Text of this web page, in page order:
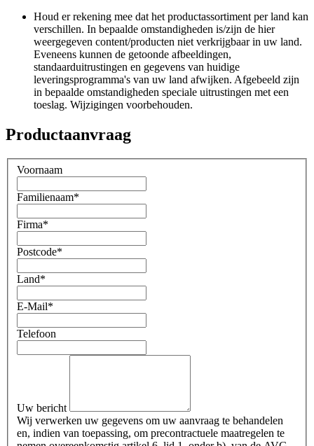
Houd er rekening mee dat het productassortiment per land kan
verschillen. In bepaalde omstandigheden is/zijn de hier
weergegeven content/producten niet verkrijgbaar in uw land.
Eveneens kunnen de getoonde afbeeldingen,
standaarduitrustingen en gegevens van huidige
leveringsprogramma's van uw land afwijken. Afgebeeld zijn
in bepaalde omstandigheden speciale uitrustingen met een
toeslag. Wijzigingen voorbehouden.
Productaanvraag
Voornaam
Familienaam*
Firma*
Postcode*
Land*
E-Mail*
Telefoon
Uw bericht
Wij verwerken uw gegevens om uw aanvraag te behandelen
en, indien van toepassing, om precontractuele maatregelen te